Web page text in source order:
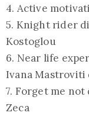
4. Active
5. Knight rider
Kostoglou
6. Near life
Ivana
7. Forget me
Zeca